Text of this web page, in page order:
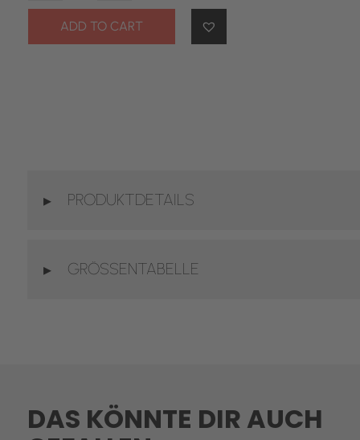
ADD TO CART
PRODUKTDETAILS
GRÖSSENTABELLE
DAS KÖNNTE DIR AUCH